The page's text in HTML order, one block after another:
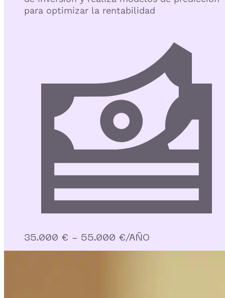
para optimizar la rentabilidad
35.000 € - 55.000 €/AÑO